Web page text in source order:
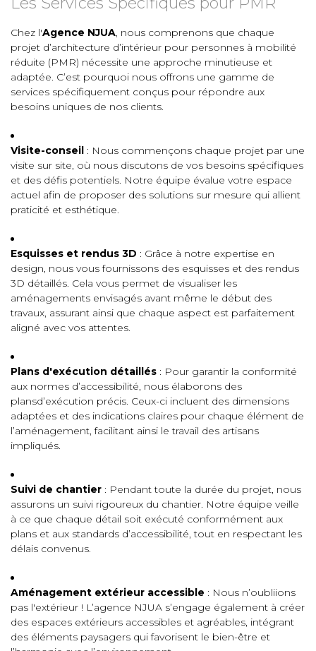
Chez l'Agence NJUA, nous comprenons que chaque
projet d’architecture d’intérieur pour personnes à mobilité
réduite (PMR) nécessite une approche minutieuse et
adaptée. C’est pourquoi nous offrons une gamme de
services spécifiquement conçus pour répondre aux
besoins uniques de nos clients.
Visite-conseil : Nous commençons chaque projet par une
visite sur site, où nous discutons de vos besoins spécifiques
et des défis potentiels. Notre équipe évalue votre espace
actuel afin de proposer des solutions sur mesure qui allient
praticité et esthétique.
Esquisses et rendus 3D : Grâce à notre expertise en
design, nous vous fournissons des esquisses et des rendus
3D détaillés. Cela vous permet de visualiser les
aménagements envisagés avant même le début des
travaux, assurant ainsi que chaque aspect est parfaitement
aligné avec vos attentes.
Plans d'exécution détaillés : Pour garantir la conformité
aux normes d’accessibilité, nous élaborons des
plansd’exécution précis. Ceux-ci incluent des dimensions
adaptées et des indications claires pour chaque élément de
l’aménagement, facilitant ainsi le travail des artisans
impliqués.
Suivi de chantier : Pendant toute la durée du projet, nous
assurons un suivi rigoureux du chantier. Notre équipe veille
à ce que chaque détail soit exécuté conformément aux
plans et aux standards d’accessibilité, tout en respectant les
délais convenus.
Aménagement extérieur accessible : Nous n’oubliions
pas l'extérieur ! L’agence NJUA s’engage également à créer
des espaces extérieurs accessibles et agréables, intégrant
des éléments paysagers qui favorisent le bien-être et